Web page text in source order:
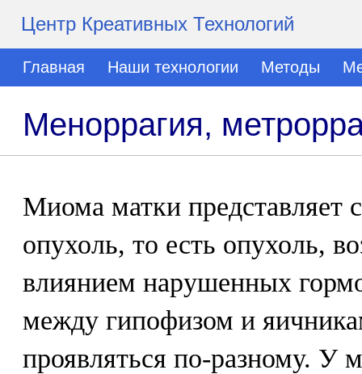
Центр Креативных Технологий
Главная Наши технологии Методы
Меноррагия,
Миома матки представляет
опухоль, то есть опухоль,
влиянием нарушенных
между гипофизом и
проявляться по-разному. У